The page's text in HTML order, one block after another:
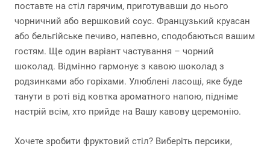
поставте на стіл гарячим, приготувавши до нього
чорничний або вершковий соус. Французький круасан
або бельгійське печиво, напевно, сподобаються вашим
гостям. Ще один варіант частування – чорний
шоколад. Відмінно гармонує з кавою шоколад з
родзинками або горіхами. Улюблені ласощі, яке буде
танути в роті від ковтка ароматного напою, підніме
настрій всім, хто прийде на Вашу кавову церемонію.
Хочете зробити фруктовий стіл? Виберіть персики,